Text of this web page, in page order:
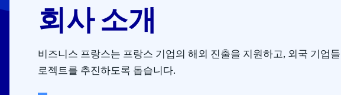
회사 소개
비즈니스 프랑스는 프랑스 기업의 해외 진출을 지원하고, 외국 기업
로젝트를 추진하도록 돕습니다.